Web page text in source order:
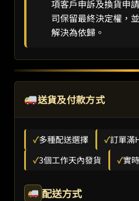
項客戶申訴及換貨申
司保留最終決定權，
解決為依歸。
送貨及付款方式
✓多種配送選擇 ✓訂單滿
✓3個工作天內發貨 ✓實
配送方式